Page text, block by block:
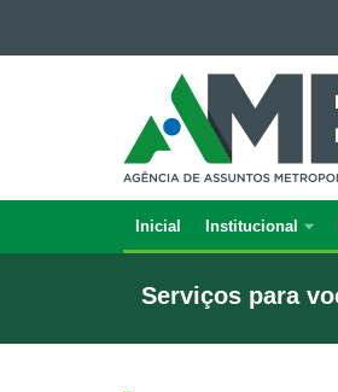
Ir para a navegaçãoAGÊNCIA
DE
ASSUNTOS
DO
PARANÁ
Navegação
principal
Inicial Institucional
Serviços para